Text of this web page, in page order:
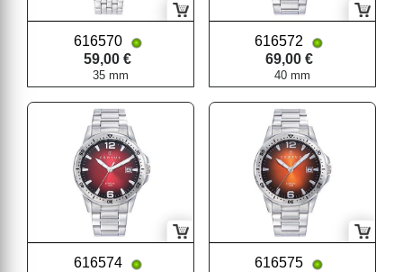
616570
59,00 €
35 mm
616572
69,00 €
40 mm
616574
616575